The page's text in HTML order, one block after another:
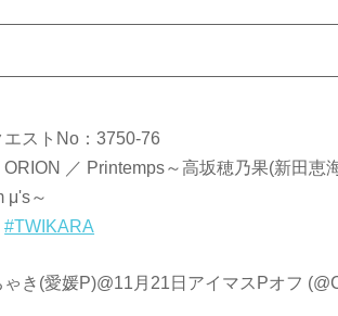
エストNo：3750-76
ORION ／ Printemps～高坂穂乃果(新田恵
μ's～
#TWIKARA
き(愛媛P)@11月21日アイマスPオフ